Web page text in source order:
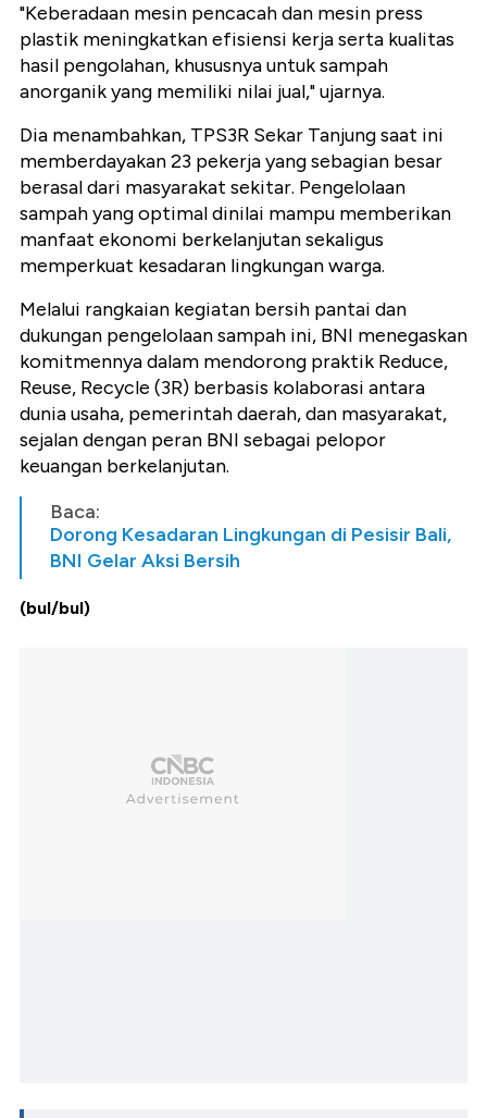
"Keberadaan mesin pencacah dan mesin press
plastik meningkatkan efisiensi kerja serta kualitas
hasil pengolahan, khususnya untuk sampah
anorganik yang memiliki nilai jual," ujarnya.
Dia menambahkan, TPS3R Sekar Tanjung saat ini
memberdayakan 23 pekerja yang sebagian besar
berasal dari masyarakat sekitar. Pengelolaan
sampah yang optimal dinilai mampu memberikan
manfaat ekonomi berkelanjutan sekaligus
memperkuat kesadaran lingkungan warga.
Melalui rangkaian kegiatan bersih pantai dan
dukungan pengelolaan sampah ini, BNI menegaskan
komitmennya dalam mendorong praktik Reduce,
Reuse, Recycle (3R) berbasis kolaborasi antara
dunia usaha, pemerintah daerah, dan masyarakat,
sejalan dengan peran BNI sebagai pelopor
keuangan berkelanjutan.
Baca:
Dorong Kesadaran Lingkungan di Pesisir Bali,
BNI Gelar Aksi Bersih
(bul/bul)